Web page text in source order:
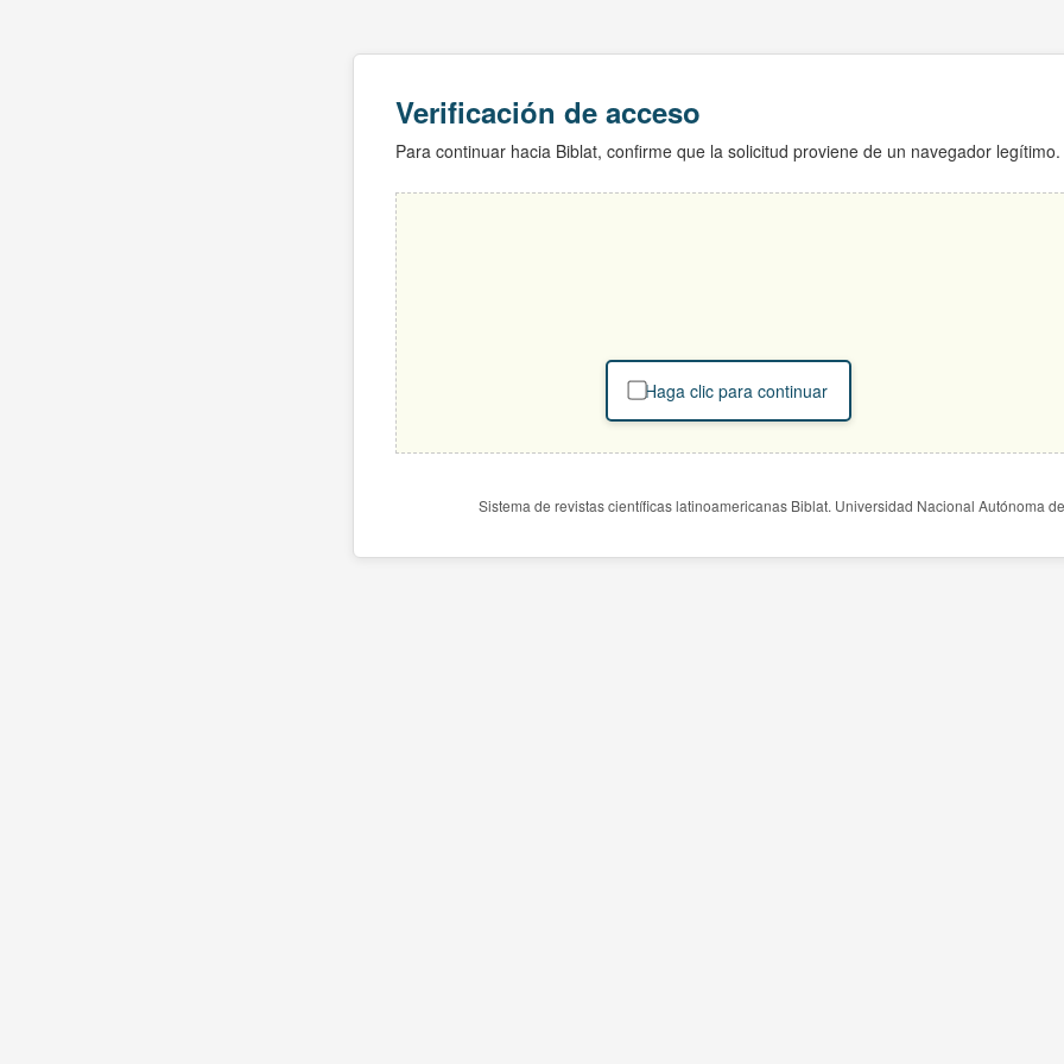
Verificación de acceso
Para continuar hacia Biblat, confirme que la solicitud proviene de un navegador legítimo.
Haga clic para continuar
Sistema de revistas científicas latinoamericanas Biblat. Universidad Nacional Autónoma